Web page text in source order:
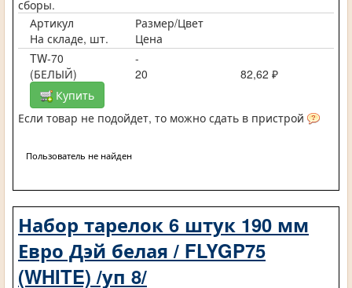
сборы.
Артикул
Размер/Цвет
На складе, шт.
Цена
TW-70
(БЕЛЫЙ)
-
20
82,62 ₽
Купить
Если товар не подойдет, то можно сдать в пристрой
Пользователь не найден
Набор тарелок 6 штук 190 мм
Евро Дэй белая / FLYGP75
(WHITE) /уп 8/